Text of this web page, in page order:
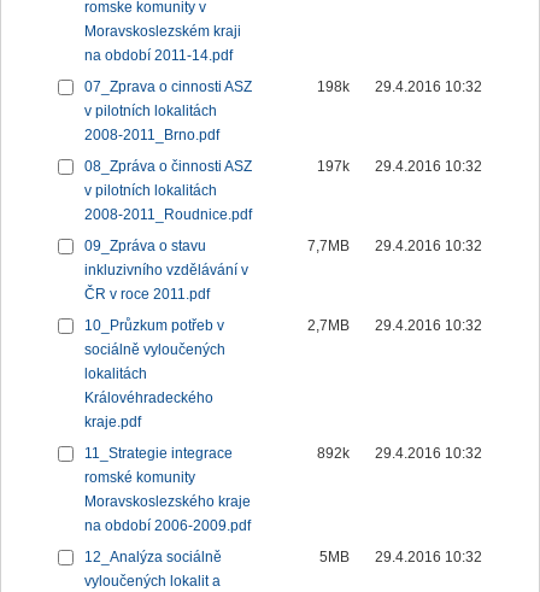
romske komunity v
Moravskoslezském kraji
na období 2011-14.pdf
07_Zprava o cinnosti ASZ
v pilotních lokalitách
2008-2011_Brno.pdf
198k 29.4.2016 10:32
08_Zpráva o činnosti ASZ
v pilotních lokalitách
2008-2011_Roudnice.pdf
197k 29.4.2016 10:32
09_Zpráva o stavu
inkluzivního vzdělávání v
ČR v roce 2011.pdf
7,7MB 29.4.2016 10:32
10_Průzkum potřeb v
sociálně vyloučených
lokalitách
Královéhradeckého
kraje.pdf
2,7MB 29.4.2016 10:32
11_Strategie integrace
romské komunity
Moravskoslezského kraje
na období 2006-2009.pdf
892k 29.4.2016 10:32
12_Analýza sociálně
vyloučených lokalit a
5MB 29.4.2016 10:32